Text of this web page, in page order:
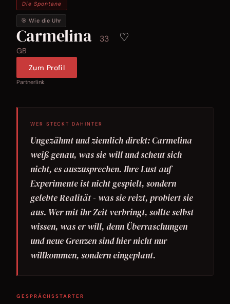
Die Spontane
🎯 Wie die Uhr
Carmelina 33 ♡
GB
Zum Profil
Partnerlink
WER STECKT DAHINTER
Ungezähmt und ziemlich direkt: Carmelina
weiß genau, was sie will und scheut sich
nicht, es auszusprechen. Ihre Lust auf
Experimente ist nicht gespielt, sondern
gelebte Realität - was sie reizt, probiert sie
aus. Wer mit ihr Zeit verbringt, sollte selbst
wissen, was er will, denn Überraschungen
und neue Grenzen sind hier nicht nur
willkommen, sondern eingeplant.
GESPRÄCHSSTARTER